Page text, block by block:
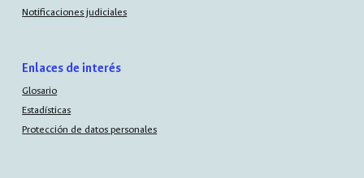
Notificaciones judiciales
Enlaces de interés
Glosario
Estadísticas
Protección de datos personales